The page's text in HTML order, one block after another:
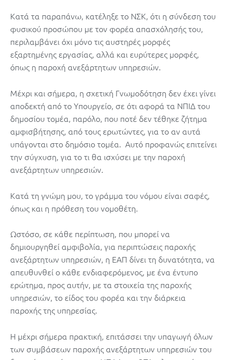
Κατά τα παραπάνω, κατέληξε το ΝΣΚ, ότι η σύνδεση του
φυσικού προσώπου με τον φορέα απασχόλησής του,
περιλαμβάνει όχι μόνο τις αυστηρές μορφές
εξαρτημένης εργασίας, αλλά και ευρύτερες μορφές,
όπως η παροχή ανεξάρτητων υπηρεσιών.
Μέχρι και σήμερα, η σχετική Γνωμοδότηση δεν έχει γίνει
αποδεκτή από το Υπουργείο, σε ότι αφορά τα ΝΠΙΔ του
δημοσίου τομέα, παρόλο, που ποτέ δεν τέθηκε ζήτημα
αμφισβήτησης, από τους ερωτώντες, για το αν αυτά
υπάγονται στο δημόσιο τομέα. Αυτό προφανώς επιτείνει
την σύγχυση, για το τι θα ισχύσει με την παροχή
ανεξάρτητων υπηρεσιών.
Κατά τη γνώμη μου, το γράμμα του νόμου είναι σαφές,
όπως και η πρόθεση του νομοθέτη.
Ωστόσο, σε κάθε περίπτωση, που μπορεί να
δημιουργηθεί αμφιβολία, για περιπτώσεις παροχής
ανεξάρτητων υπηρεσιών, η ΕΑΠ δίνει τη δυνατότητα, να
απευθυνθεί ο κάθε ενδιαφερόμενος, με ένα έντυπο
ερώτημα, προς αυτήν, με τα στοιχεία της παροχής
υπηρεσιών, το είδος του φορέα και την διάρκεια
παροχής της υπηρεσίας.
Η μέχρι σήμερα πρακτική, επιτάσσει την υπαγωγή όλων
των συμβάσεων παροχής ανεξάρτητων υπηρεσιών του